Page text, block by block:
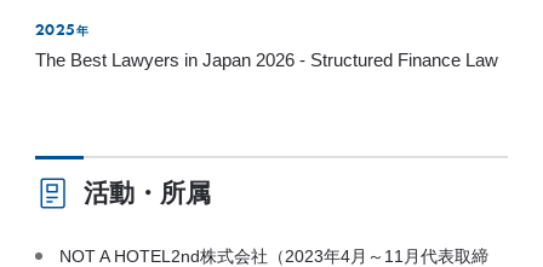
2025 年
The Best Lawyers in Japan 2026 - Structured Finance Law
活動・所属
NOT A HOTEL2nd株式会社（2023年4月～11月代表取締